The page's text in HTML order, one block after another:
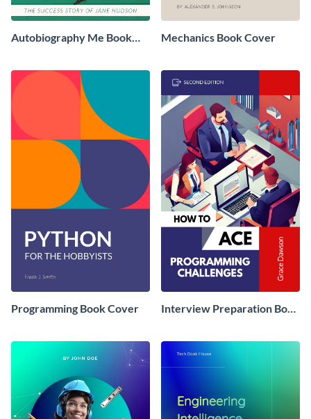
Autobiography Me Book
Mechanics Book Cover
Programming Book Cover
Interview Preparation Book